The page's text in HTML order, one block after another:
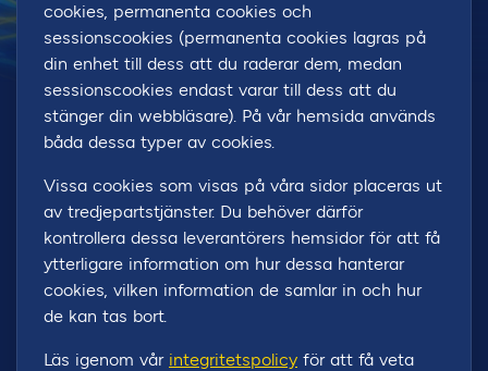
cookies, permanenta cookies och
sessionscookies (permanenta cookies lagras på
din enhet till dess att du raderar dem, medan
sessionscookies endast varar till dess att du
stänger din webbläsare). På vår hemsida används
båda dessa typer av cookies.
Vissa cookies som visas på våra sidor placeras ut
av tredjepartstjänster. Du behöver därför
kontrollera dessa leverantörers hemsidor för att få
ytterligare information om hur dessa hanterar
cookies, vilken information de samlar in och hur
de kan tas bort.
Läs igenom vår integritetspolicy för att få veta